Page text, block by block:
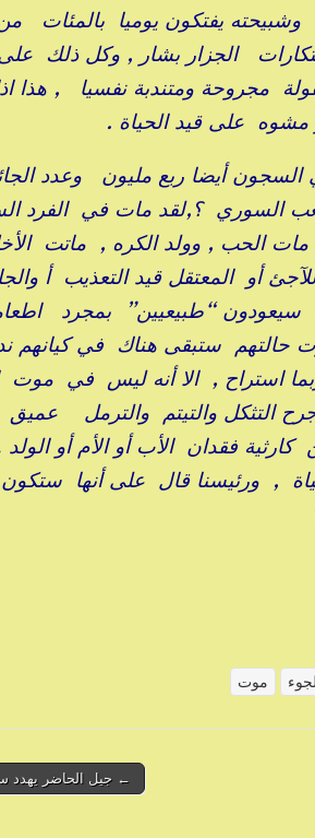
يفتكون يوميا بالمئات
الجزار بشار , وكل ذلك
مجروحة ومتندبة نفسيا , هذا اذا
على قيد الحياة .
فماذا بقي من الشعب السوري ؟,لقد مات في
مات الحب , وولد الكره , ماتت
أو المعتقل قيد التعذيب أ
“طبيعيين” بمجرد
ستبقى هناك في كيانهم
استراح , الا أنه ليس في موت
التثكل والتيتم والترمل
فقدان الأب أو الأم أو الولد
, ورئيسنا قال على أنها
لجوء موت
← جيل الحاضر يهدد